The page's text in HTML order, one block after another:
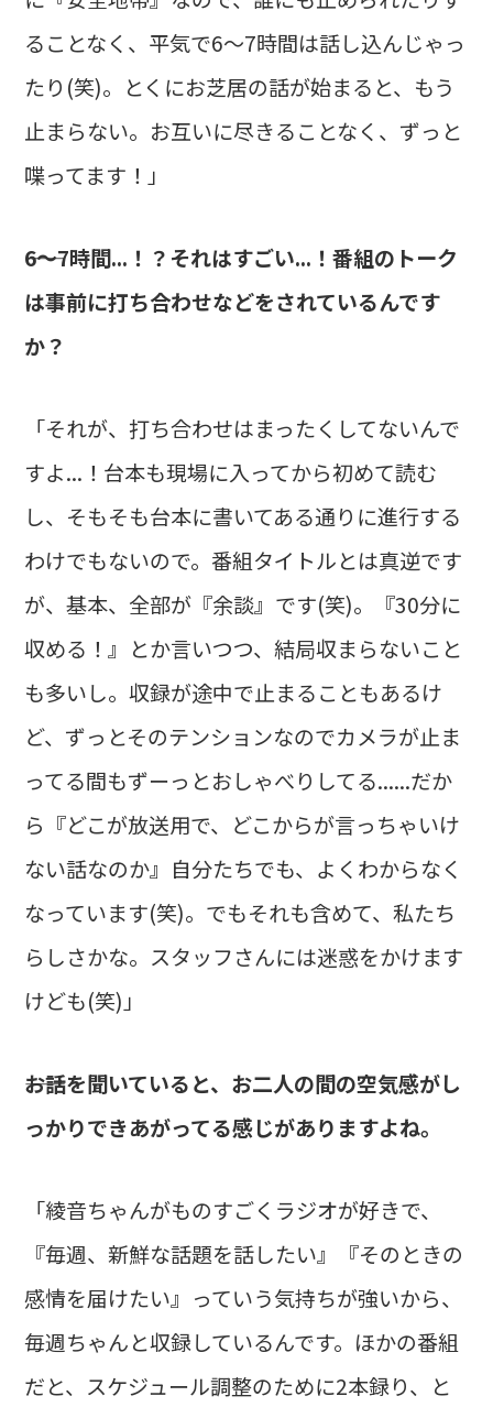
ることなく、平気で6〜7時間は話し込んじゃっ
たり(笑)。とくにお芝居の話が始まると、もう
止まらない。お互いに尽きることなく、ずっと
喋ってます！」
――6～7時間...！？それはすごい...！番組のトーク
は事前に打ち合わせなどをされているんです
か？
「それが、打ち合わせはまったくしてないんで
すよ...！台本も現場に入ってから初めて読む
し、そもそも台本に書いてある通りに進行する
わけでもないので。番組タイトルとは真逆です
が、基本、全部が『余談』です(笑)。『30分に
収める！』とか言いつつ、結局収まらないこと
も多いし。収録が途中で止まることもあるけ
ど、ずっとそのテンションなのでカメラが止ま
ってる間もずーっとおしゃべりしてる......だか
ら『どこが放送用で、どこからが言っちゃいけ
ない話なのか』自分たちでも、よくわからなく
なっています(笑)。でもそれも含めて、私たち
らしさかな。スタッフさんには迷惑をかけます
けども(笑)」
――お話を聞いていると、お二人の間の空気感がし
っかりできあがってる感じがありますよね。
「綾音ちゃんがものすごくラジオが好きで、
『毎週、新鮮な話題を話したい』『そのときの
感情を届けたい』っていう気持ちが強いから、
毎週ちゃんと収録しているんです。ほかの番組
だと、スケジュール調整のために2本録り、と